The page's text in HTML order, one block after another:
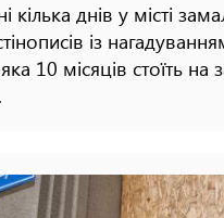
кілька днів у місті
із
10 місяців стоїть на